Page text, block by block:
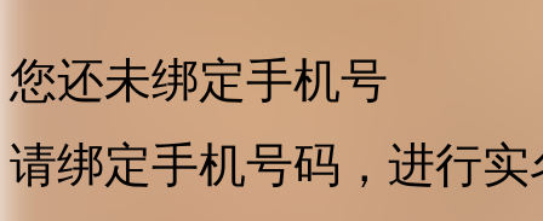
您还未绑定手机号
请绑定手机号码，进行